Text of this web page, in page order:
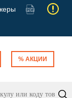
% АКЦИИ